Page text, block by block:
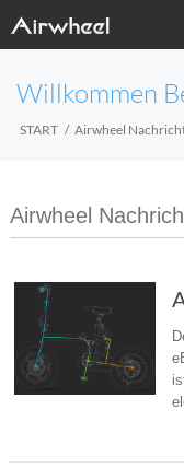
Willkommen
START Airwheel
Airwheel